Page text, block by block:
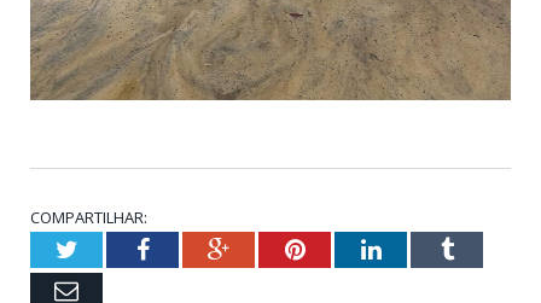
COMPARTILHAR:
TwitterFacebookGoogle+PinterestLinkedInTumblr
Email